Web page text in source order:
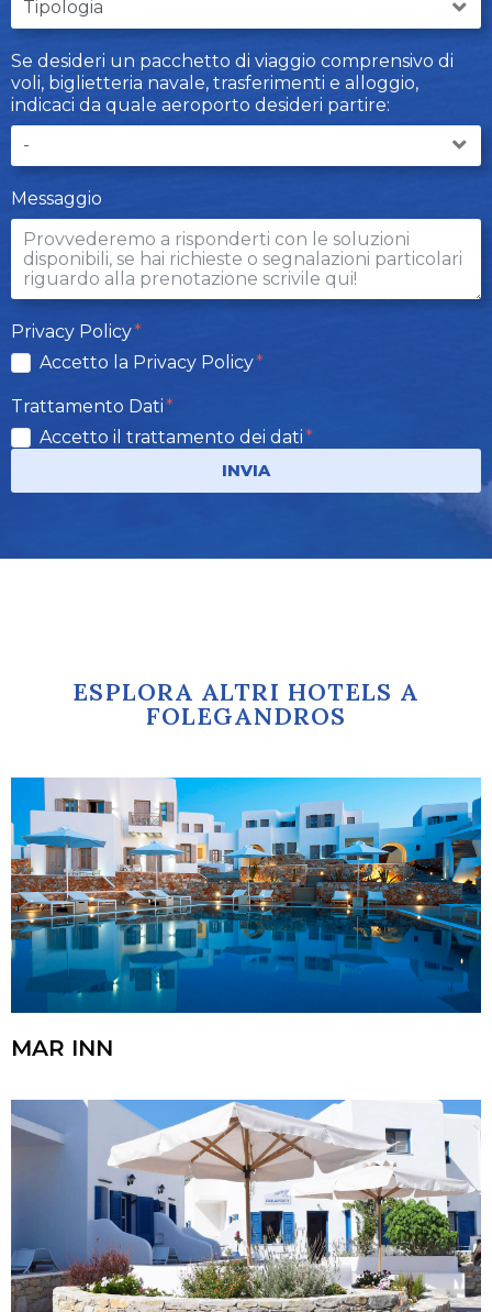
Se desideri un pacchetto di viaggio comprensivo di
voli, biglietteria navale, trasferimenti e alloggio,
indicaci da quale aeroporto desideri partire:
Messaggio
Privacy Policy
Accetto la Privacy Policy
Trattamento Dati
Accetto il trattamento dei dati
INVIA
ESPLORA ALTRI HOTELS A
FOLEGANDROS
MAR INN